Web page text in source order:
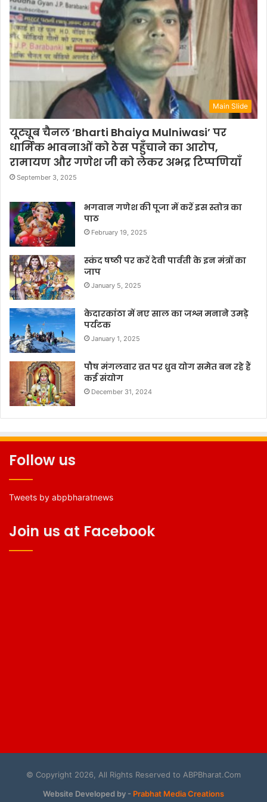
Main Slide
यूट्यूब चैनल ‘Bharti Bhaiya Mulniwasi’ पर
धार्मिक भावनाओं को ठेस पहुँचाने का आरोप,
रामायण और गणेश जी को लेकर अभद्र टिप्पणियाँ
September 3, 2025
भगवान गणेश की पूजा में करें इस स्तोत्र का
पाठ
February 19, 2025
स्कंद षष्ठी पर करें देवी पार्वती के इन मंत्रों का
जाप
January 5, 2025
केदारकांठा में नए साल का जश्न मनाने उमड़े
पर्यटक
January 1, 2025
पौष मंगलवार व्रत पर ध्रुव योग समेत बन रहे हैं
कई संयोग
December 31, 2024
Follow us
Tweets by abpbharatnews
Join us at Facebook
© Copyright 2026, All Rights Reserved to ABPBharat.Com
Website Developed by - Prabhat Media Creations